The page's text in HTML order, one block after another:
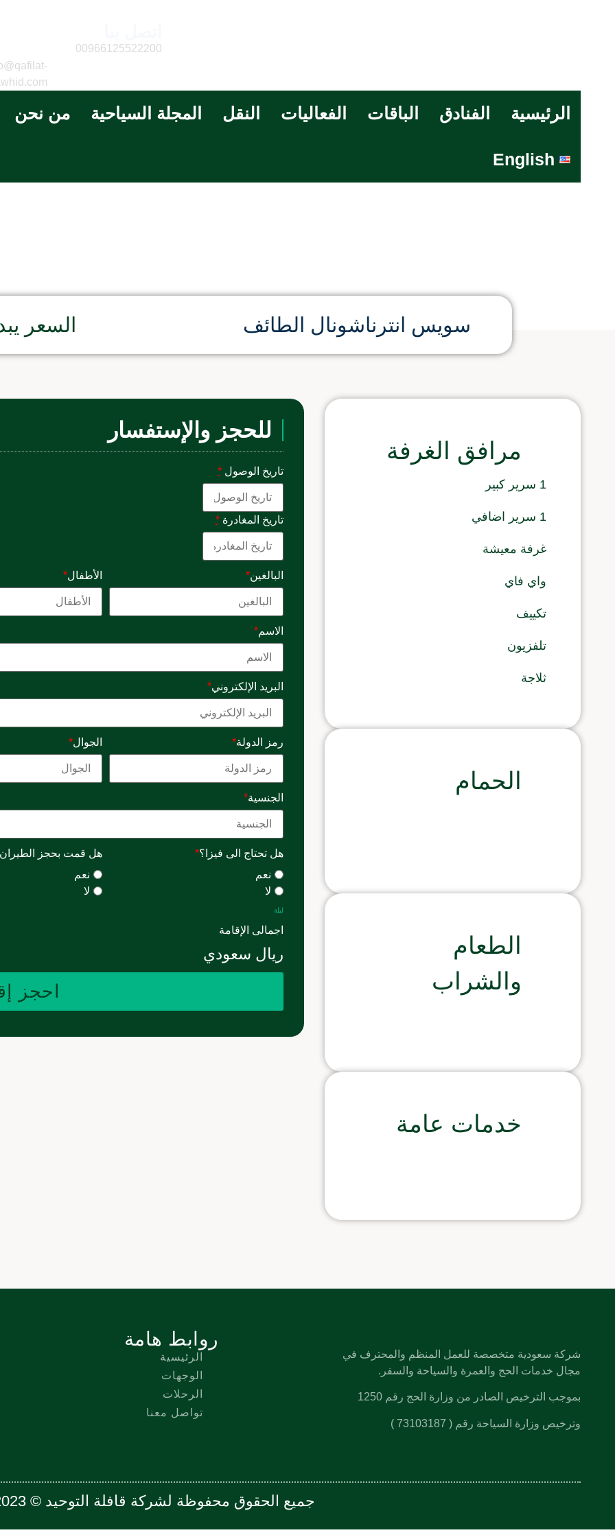
00966125522200
الرئيسية الفنادق الباقات الفعاليات النقل المجلة السياحية من نحن
English
سويس انترناشونال الطائف السعر
مرافق الغرفة
1 سرير كبير
1 سرير اضافي
غرفة معيشة
واي فاي
تكييف
تلفزيون
ثلاجة
الحمام
الطعام
والشراب
خدمات عامة
للحجز والإستفسار
تاريخ الوصول *
تاريخ المغادرة *
البالغين* الأطفال*
الاسم*
البريد الإلكتروني*
رمز الدولة* الجوال*
الجنسية*
هل تحتاج الى فيزا؟*
نعم
لا
هل قمت بحجز الطيران
نعم
لا
ليلة
اجمالى الإقامة
ريال سعودي
احجز
شركة سعودية متخصصة للعمل المنظم والمحترف في
مجال خدمات الحج والعمرة والسياحة والسفر.
بموجب الترخيص الصادر من وزارة الحج رقم 1250
وترخيص وزارة السياحة رقم ( 73103187 )
روابط هامة
الرئيسية
الوجهات
الرحلات
تواصل معنا
جميع الحقوق محفوظة لشركة قافلة التوحيد © 2023